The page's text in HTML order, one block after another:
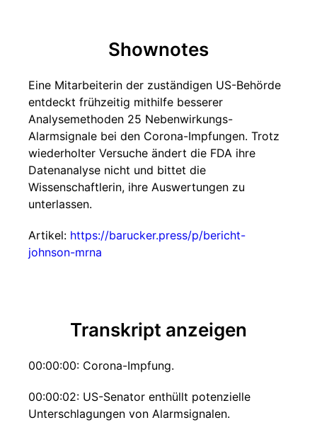
Shownotes
Eine Mitarbeiterin der zuständigen US-Behörde
entdeckt frühzeitig mithilfe besserer
Analysemethoden 25 Nebenwirkungs-
Alarmsignale bei den Corona-Impfungen. Trotz
wiederholter Versuche ändert die FDA ihre
Datenanalyse nicht und bittet die
Wissenschaftlerin, ihre Auswertungen zu
unterlassen.
Artikel: https://barucker.press/p/bericht-
johnson-mrna
Transkript anzeigen
00:00:00: Corona-Impfung.
00:00:02: US-Senator enthüllt potenzielle
Unterschlagungen von Alarmsignalen.